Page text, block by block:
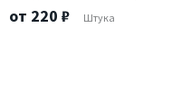
от 220 ₽ Штука